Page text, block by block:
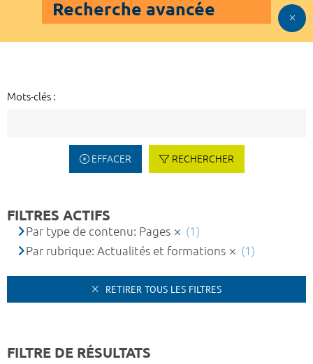
Recherche avancée
Mots-clés :
EFFACER RECHERCHER
FILTRES ACTIFS
Par type de contenu: Pages
(1)
Par rubrique: Actualités et formations
(1)
RETIRER TOUS LES FILTRES
FILTRE DE RÉSULTATS